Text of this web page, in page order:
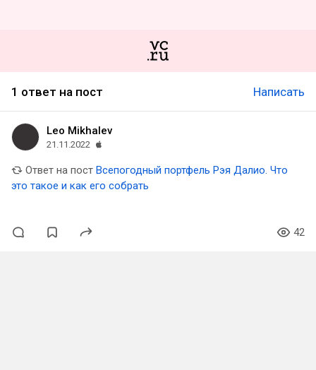
1 ответ на пост Написать
Leo Mikhalev
21.11.2022
Ответ на пост Всепогодный портфель Рэя Далио. Что
это такое и как его собрать
42